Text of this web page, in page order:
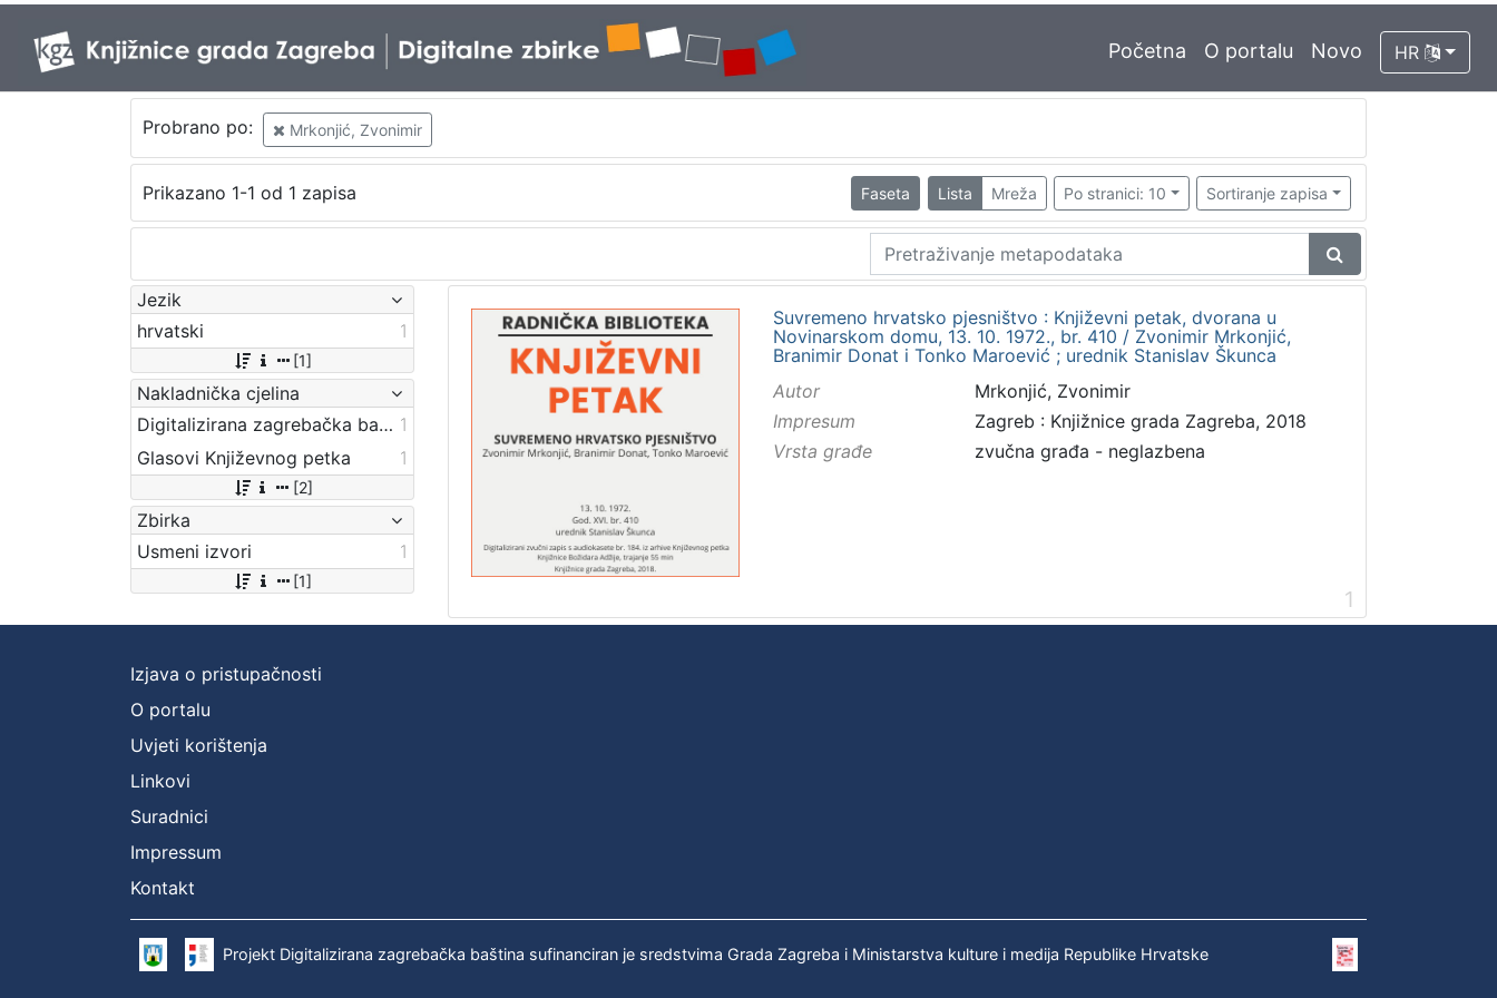
Početna O portalu Novo HR
Probrano po: Mrkonjić, Zvonimir
Prikazano 1-1 od 1 zapisa Faseta Lista Mreža Po stranici: 10 Sortiranje zapisa
Jezik
hrvatski
1
[1]
Nakladnička cjelina
Digitalizirana zagrebačka baština 1
Glasovi Književnog petka
1
[2]
Zbirka
Usmeni izvori
1
[1]
Suvremeno hrvatsko pjesništvo : Književni petak, dvorana u
Novinarskom domu, 13. 10. 1972., br. 410 / Zvonimir Mrkonjić,
Branimir Donat i Tonko Maroević ; urednik Stanislav Škunca
Autor
Mrkonjić, Zvonimir
Impresum
Zagreb : Knjižnice grada Zagreba, 2018
Vrsta građe
zvučna građa - neglazbena
1
Izjava o pristupačnosti
O portalu
Uvjeti korištenja
Linkovi
Suradnici
Impressum
Kontakt
Projekt Digitalizirana zagrebačka baština sufinanciran je sredstvima Grada Zagreba i Ministarstva kulture i medija Republike Hrvatske